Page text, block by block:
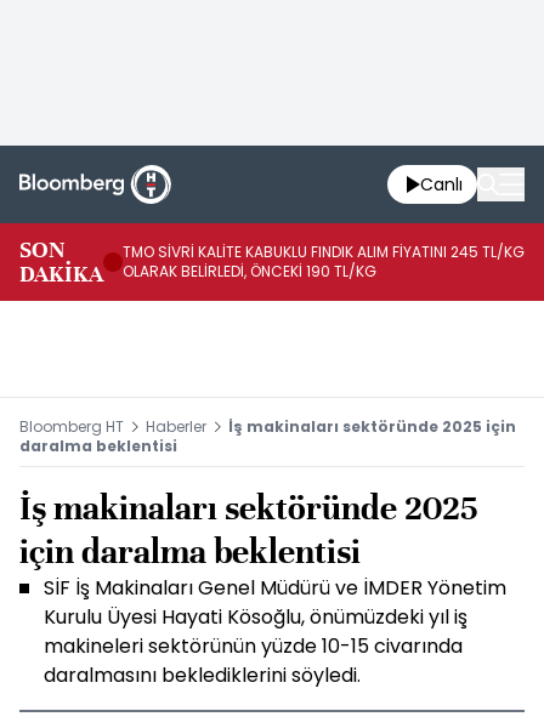
Canlı
SON
DAKİKA
TMO SİVRİ KALİTE KABUKLU FINDIK ALIM FİYATINI 245 TL/KG
OLARAK BELİRLEDİ, ÖNCEKİ 190 TL/KG
Bloomberg HT Haberler
İş makinaları sektöründe 2025 için
daralma beklentisi
İş makinaları sektöründe 2025
için daralma beklentisi
SİF İş Makinaları Genel Müdürü ve İMDER Yönetim
Kurulu Üyesi Hayati Kösoğlu, önümüzdeki yıl iş
makineleri sektörünün yüzde 10-15 civarında
daralmasını beklediklerini söyledi.